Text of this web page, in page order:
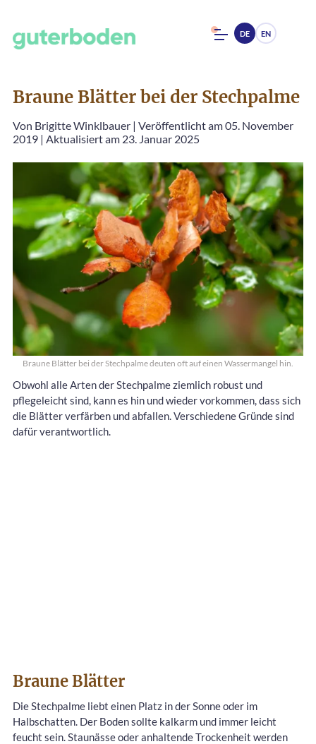
DE EN
Braune Blätter bei der Stechpalme
Von Brigitte Winklbauer | Veröffentlicht am 05. November
2019 | Aktualisiert am 23. Januar 2025
Braune Blätter bei der Stechpalme deuten oft auf einen Wassermangel hin.
Obwohl alle Arten der Stechpalme ziemlich robust und
pflegeleicht sind, kann es hin und wieder vorkommen, dass sich
die Blätter verfärben und abfallen. Verschiedene Gründe sind
dafür verantwortlich.
Braune Blätter
Die Stechpalme liebt einen Platz in der Sonne oder im
Halbschatten. Der Boden sollte kalkarm und immer leicht
feucht sein. Staunässe oder anhaltende Trockenheit werden